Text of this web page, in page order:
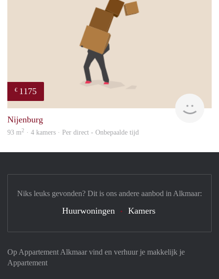
€ 1175
Nijenburg
93 m2 · 4 kamers · Per direct - Onbepaalde tijd
Op Appartement Alkmaar vind en verhuur je makkelijk je
Appartement
Niks leuks gevonden? Dit is ons andere aanbod in Alkmaar:
Huurwoningen Kamers